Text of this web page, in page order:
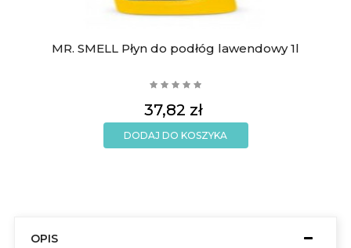
MR. SMELL Płyn do podłóg lawendowy 1l
Cena
37,82 zł
DODAJ DO KOSZYKA
OPIS